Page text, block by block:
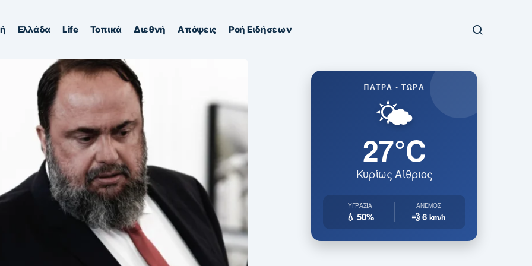
Ελλάδα Life Τοπικά Διεθνή Απόψεις Ροή Ειδήσεων
ΠΆΤΡΑ • ΤΏΡΑ
🌤️
27°C
Κυρίως Αίθριος
ΥΓΡΑΣΊΑ
💧 50%
ΆΝΕΜΟΣ
💨 6 km/h